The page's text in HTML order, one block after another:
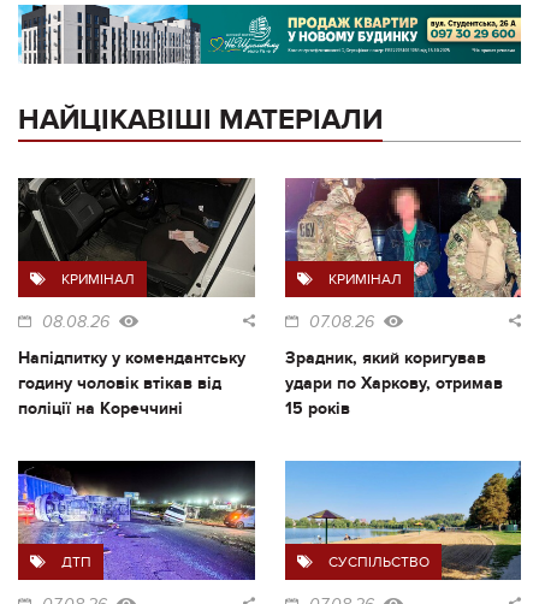
НАЙЦІКАВІШІ МАТЕРІАЛИ
КРИМІНАЛ
08.08.26
Напідпитку у комендантську
годину чоловік втікав від
поліції на Кореччині
КРИМІНАЛ
07.08.26
Зрадник, який коригував
удари по Харкову, отримав
15 років
ДТП СУСПІЛЬСТВО